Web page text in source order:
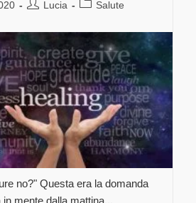
Lucia Salute
no?" Questa era la domanda
mente dalla mattina...